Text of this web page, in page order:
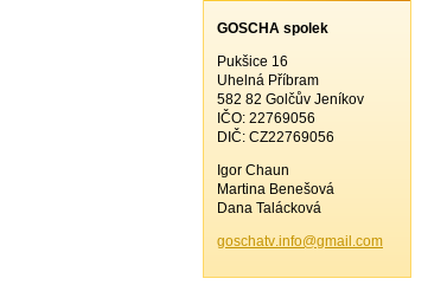
GOSCHA spolek
Pukšice 16
Uhelná Příbram
582 82 Golčův Jeníkov
IČO: 22769056
DIČ: CZ22769056
Igor Chaun
Martina Benešová
Dana Talácková
goschatv.info@gmail.com